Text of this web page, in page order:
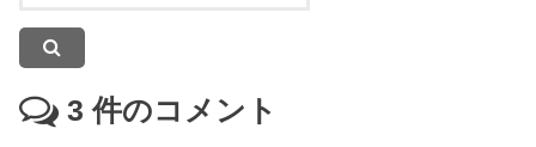
3 件のコメント